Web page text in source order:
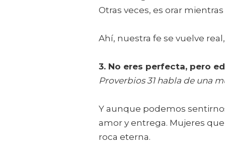
Otras veces, es orar
Ahí, nuestra fe se vuelve
3. No eres perfecta, pero
Proverbios 31 habla de una
Y aunque podemos
amor y entrega. Mujeres
roca eterna.